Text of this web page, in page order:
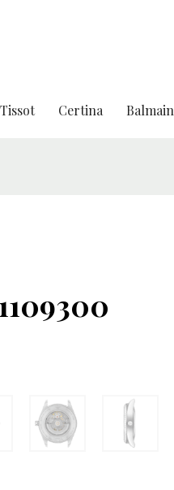
Tissot Certina Balmain